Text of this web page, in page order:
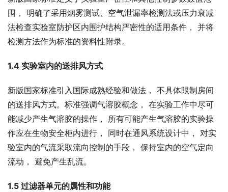
围， 明确了采用烟雾测试、空气泄漏率检测法或压力衰减
法检查实验室防护区内围护结构严密性的适用条件， 并将
检测方法作为标准的资料性附录。
1.4 实验室内的送排风方式
新版国家标准引入国际成熟经验和做法， 不具体限制房间
的送排风方式。标准强调气溶胶概念， 在实验工作中尽可
能减少产生气溶胶的操作， 所有可能产生气溶胶的实验操
作应在生物安全柜内进行， 同时在通风系统设计中， 对实
验室内的气流采取流向控制的手段， 保持室内的空气定向
流动， 避免产生乱流。
1.5 过滤器单元的属性和功能